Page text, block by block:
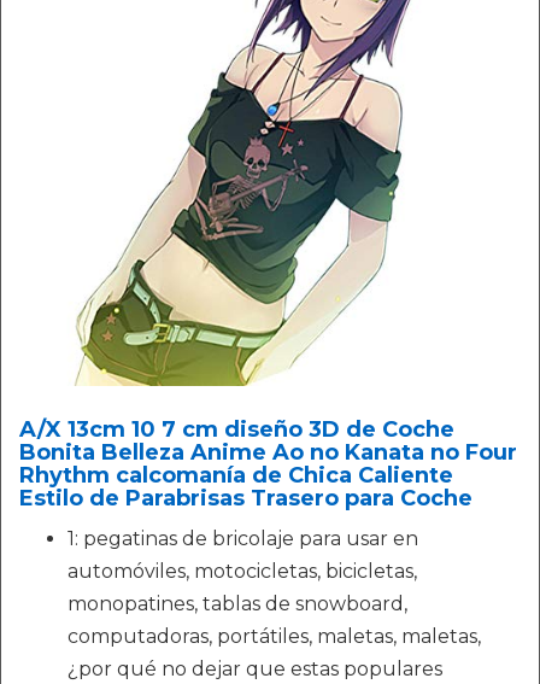
A/X 13cm 10 7 cm diseño 3D de Coche
Bonita Belleza Anime Ao no Kanata no Four
Rhythm calcomanía de Chica Caliente
Estilo de Parabrisas Trasero para Coche
1: pegatinas de bricolaje para usar en
automóviles, motocicletas, bicicletas,
monopatines, tablas de snowboard,
computadoras, portátiles, maletas, maletas,
¿por qué no dejar que estas populares